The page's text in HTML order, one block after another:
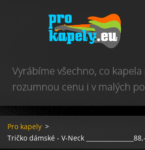
Vyrábíme všechno, co
rozumnou cenu i v malých
Pro kapely >
Tričko dámské - V-Neck